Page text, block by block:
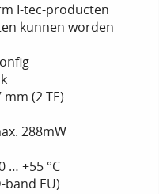
I-tec-producten
kunnen worden
(2 TE)
288mW
… +55 °C
band EU)